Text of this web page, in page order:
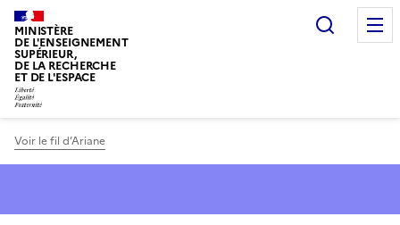
MINISTÈRE
DE L'ENSEIGNEMENT
SUPÉRIEUR,
DE LA RECHERCHE
ET DE L'ESPACE
Voir le fil d’Ariane
Panneau de gestion des cookies